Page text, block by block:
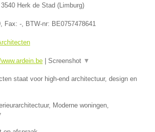
3540 Herk de Stad (Limburg)
, Fax: -, BTW-nr: BE0757478641
Screenshot ▼
staat voor high-end architectuur, design en
Moderne woningen,